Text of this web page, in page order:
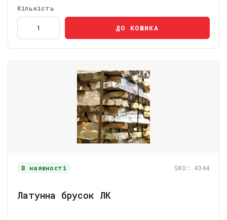
Кількість
ДО КОШИКА
В наявності SKU: 4344
Латунна брусок ЛК